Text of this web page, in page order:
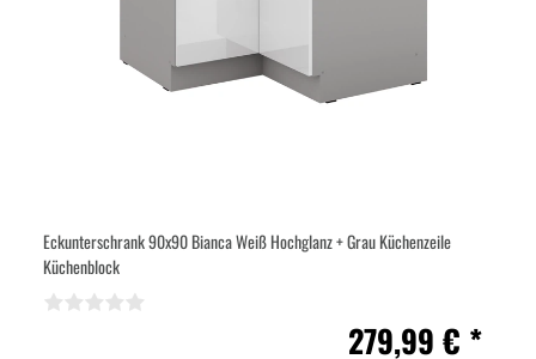
Eckunterschrank 90x90 Bianca Weiß Hochglanz + Grau Küchenzeile
Küchenblock
279,99 € *